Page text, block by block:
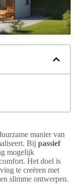
manier van
Bij passief
mogelijk
Het doel is
te creëren met
slimme ontwerpen.